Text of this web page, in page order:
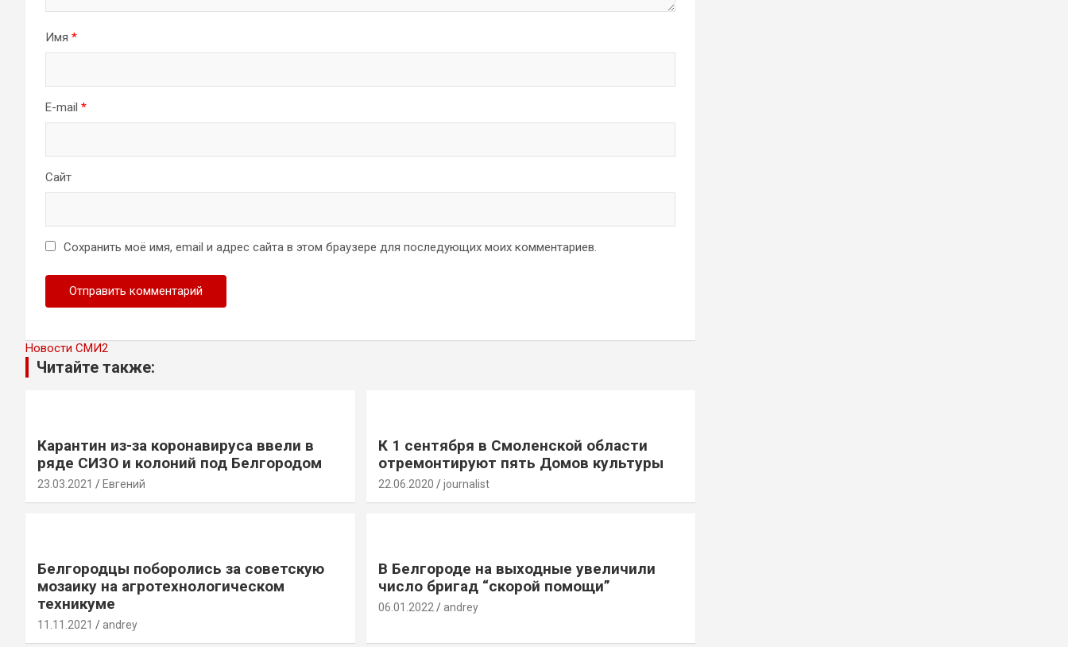
Имя *
E-mail *
Сайт
Сохранить моё имя, email и адрес сайта в этом браузере для последующих моих комментариев.
Новости СМИ2
Читайте также:
Карантин из-за коронавируса ввели в
ряде СИЗО и колоний под Белгородом
23.03.2021 Евгений
К 1 сентября в Смоленской области
отремонтируют пять Домов культуры
22.06.2020 journalist
Белгородцы поборолись за советскую
мозаику на агротехнологическом
техникуме
11.11.2021 andrey
В Белгороде на выходные увеличили
число бригад “скорой помощи”
06.01.2022 andrey